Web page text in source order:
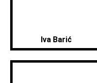
Iva Barić